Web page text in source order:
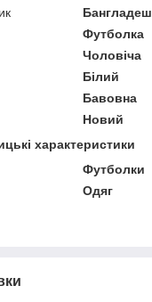
Бангладеш
Футболка
Чоловіча
Білий
Бавовна
Новий
характеристики
Футболки
Одяг